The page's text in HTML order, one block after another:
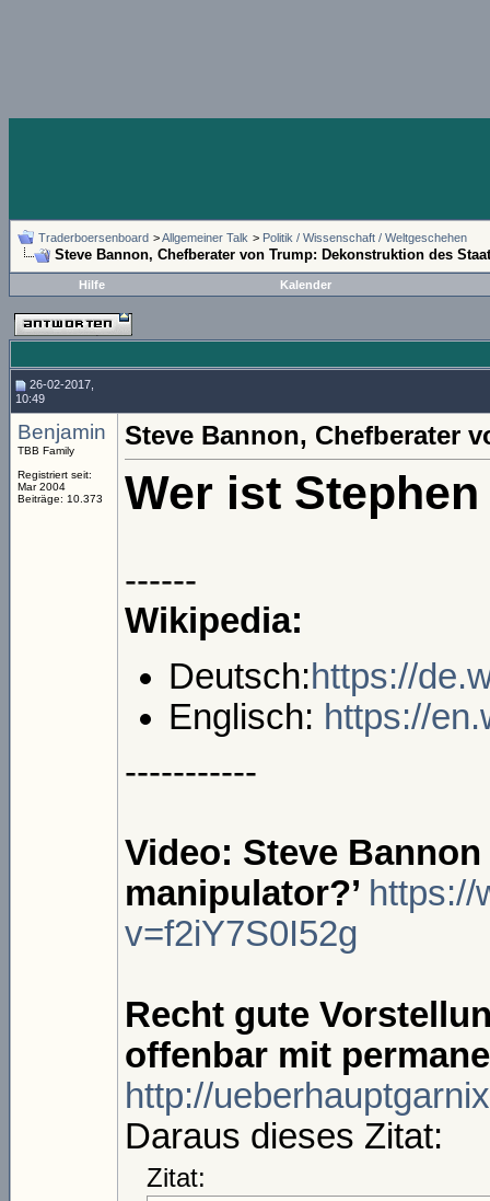
Traderboersenboard >Allgemeiner Talk > Politik / Wissenschaft / Weltgeschehen
Steve Bannon, Chefberater von Trump: Dekonstruktion des
Hilfe Kalender
26-02-2017,
10:49
Benjamin
TBB Family
Registriert seit:
Mar 2004
Beiträge: 10.373
Steve Bannon, Chefberater
Wer ist
------
Wikipedia:
Deutsch:https://
Englisch: https://
-----------
Video: Steve
manipulator?’ https://
v=f2iY7S0I52g
Recht gute
offenbar mit
http://
Daraus dieses Zitat:
Zitat: